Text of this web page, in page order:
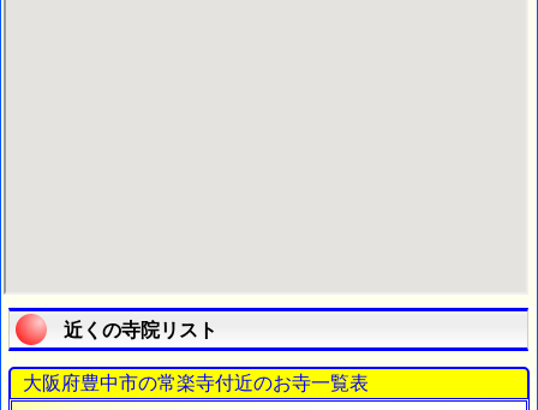
近くの寺院リスト
大阪府豊中市の常楽寺付近のお寺一覧表